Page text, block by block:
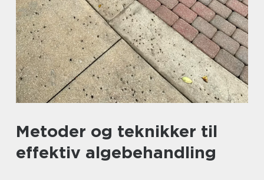
Metoder og teknikker til
effektiv algebehandling